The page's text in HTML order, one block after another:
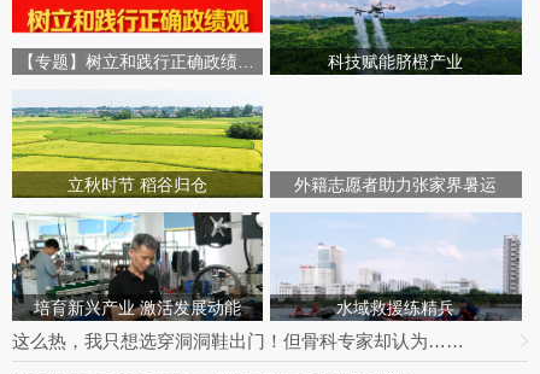
【专题】树立和践行正确政绩观学习教育 科技赋能脐橙产业
立秋时节 稻谷归仓 外籍志愿者助力张家界暑运
培育新兴产业 激活发展动能 水域救援练精兵
这么热，我只想选穿洞洞鞋出门！但骨科专家却认为……